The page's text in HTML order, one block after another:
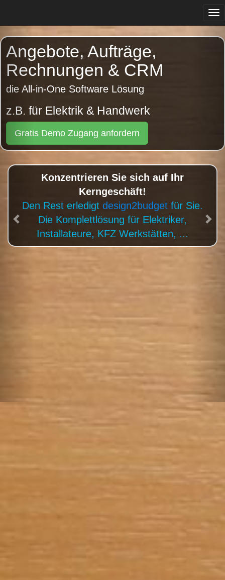
Angebote, Aufträge,
Rechnungen & CRM
die All-in-One Software Lösung
z.B. für Gärtner & Gartengestalter
Gratis Demo Zugang anfordern
Konzentrieren Sie sich auf Ihr
Kerngeschäft!
Den Rest erledigt design2budget für Sie.
Die Komplettlösung für Gärtner, Floristen,
Tischler, Künstler, ...